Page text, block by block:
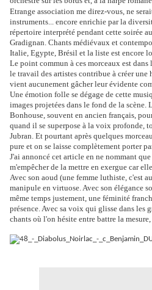
Etrange association me direz-vous, ne
instruments... encore enrichie par la
répertoire interprété pendant cette soirée
Gradignan. Chants médiévaux et
Italie, Egypte, Brésil et la liste est encore
Le point commun à ces morceaux est
le travail des artistes contribue à créer
vient aucunement gâcher leur évidente
Une émotion folle se dégage de cette
images projetées dans le fond de la scène.
Bonhouse, souvent en ancien français,
quand il se superpose à la voix profonde,
Jubran. Et pourtant après quelques
pure et on se laisse complètement porter
J'ai annoncé cet article en ne nommant
m'empêcher de la mettre en exergue car
Avec son aoud (une femme luthiste, c'est
manipule en virtuose. Avec son élégance
même temps justement, une féminité
présence. Avec sa voix qui glisse dans les
chants où l'on hésite entre battre la